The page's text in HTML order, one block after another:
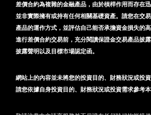
差價合約為複雜的金融產品，由於槓桿作用而存在
並非實際擁有或持有任何相關基礎資產。請您在交
產品的運作方式，並評估自己能否承擔資金損失的
進行差價合約交易前，充分閱讀保證金交易產品披
披露聲明以及目標市場認定函。
網站上的內容並未將您的投資目的、財務狀況或投
請您依據自身投資目的、財務狀況或投資需求參考本